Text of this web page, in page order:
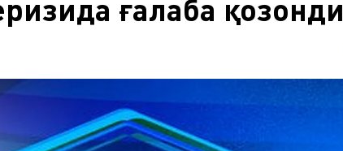
ғалаба қозонди